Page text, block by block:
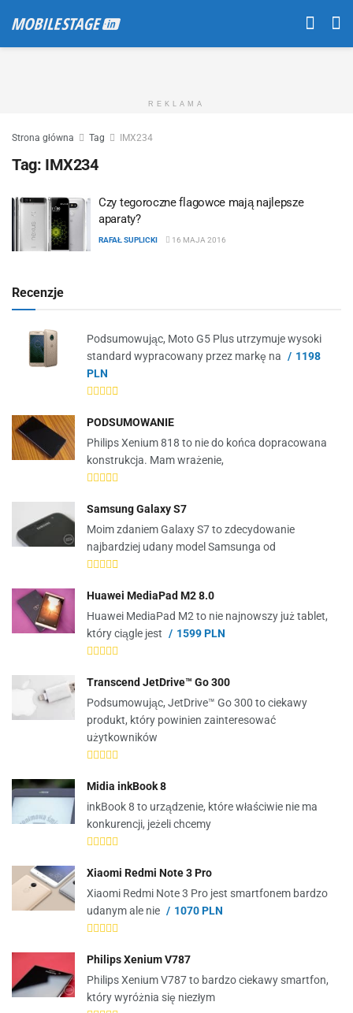
REKLAMA
Strona główna Tag IMX234
Tag: IMX234
Czy tegoroczne flagowce mają najlepsze
aparaty?
RAFAŁ SUPLICKI 16 MAJA 2016
Recenzje
Podsumowując, Moto G5 Plus utrzymuje wysoki
standard wypracowany przez markę na
1198
PLN
PODSUMOWANIE
Philips Xenium 818 to nie do końca dopracowana
konstrukcja. Mam wrażenie,
Samsung Galaxy S7
Moim zdaniem Galaxy S7 to zdecydowanie
najbardziej udany model Samsunga od
Huawei MediaPad M2 8.0
Huawei MediaPad M2 to nie najnowszy już tablet,
który ciągle jest
1599 PLN
Transcend JetDrive™ Go 300
Podsumowując, JetDrive™ Go 300 to ciekawy
produkt, który powinien zainteresować
użytkowników
Midia inkBook 8
inkBook 8 to urządzenie, które właściwie nie ma
konkurencji, jeżeli chcemy
Xiaomi Redmi Note 3 Pro
Xiaomi Redmi Note 3 Pro jest smartfonem bardzo
udanym ale nie
1070 PLN
Philips Xenium V787
Philips Xenium V787 to bardzo ciekawy smartfon,
który wyróżnia się niezłym